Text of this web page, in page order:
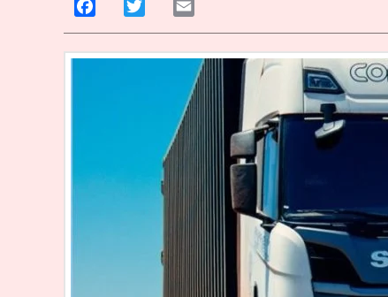
Facebook Twitter